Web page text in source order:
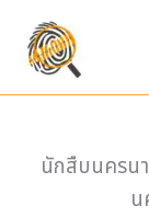
content
นักสืบนครน
น